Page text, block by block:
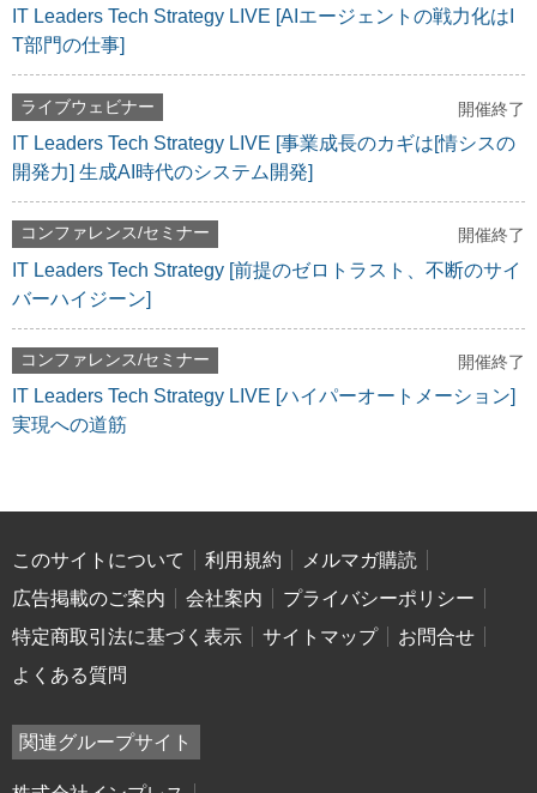
IT Leaders Tech Strategy LIVE [AIエージェントの戦力化はI
T部門の仕事]
ライブウェビナー 開催終了
IT Leaders Tech Strategy LIVE [事業成長のカギは[情シスの
開発力] 生成AI時代のシステム開発]
コンファレンス/セミナー 開催終了
IT Leaders Tech Strategy [前提のゼロトラスト、不断のサイ
バーハイジーン]
コンファレンス/セミナー 開催終了
IT Leaders Tech Strategy LIVE [ハイパーオートメーション]
実現への道筋
このサイトについて 利用規約
メルマガ購読
広告掲載のご案内
会社案内
プライバシーポリシー
特定商取引法に基づく表示
サイトマップ
お問合せ
よくある質問
関連グループサイト